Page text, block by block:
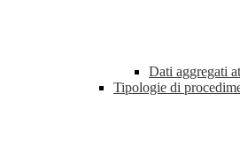
Dati aggregati
Tipologie di